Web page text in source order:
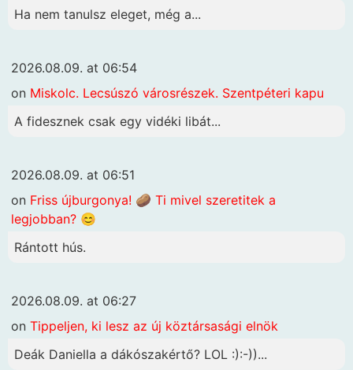
Ha nem tanulsz eleget, még a...
2026.08.09. at 06:54
on Miskolc. Lecsúszó városrészek. Szentpéteri kapu
A fidesznek csak egy vidéki libát...
2026.08.09. at 06:51
on Friss újburgonya! 🥔 Ti mivel szeretitek a
legjobban? 😊
Rántott hús.
2026.08.09. at 06:27
on Tippeljen, ki lesz az új köztársasági elnök
Deák Daniella a dákószakértő? LOL :):-))...